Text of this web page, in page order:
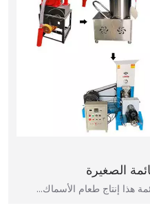
الصغيرة
هذا إنتاج طعام الأسماك…